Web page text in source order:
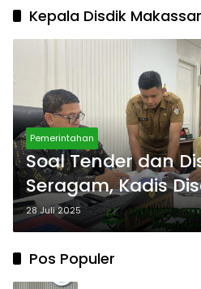
Kepala Disdik Makassar
Pemerintahan
Soal Tender dan
Seragam, Kadis
Angkat Bicara
28 Juli 2025
Pos Populer